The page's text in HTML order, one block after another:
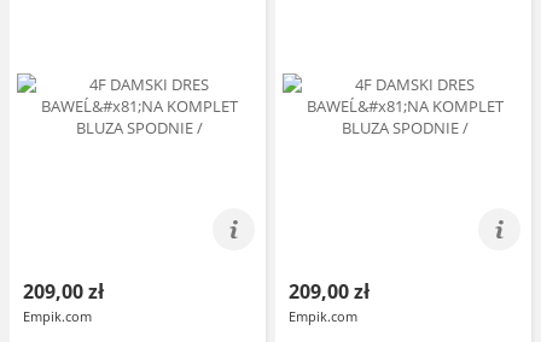
209,00 zł
Empik.com
209,00 zł
Empik.com